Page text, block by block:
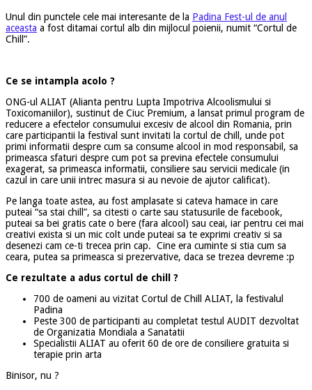
Unul din punctele cele mai interesante de la Padina Fest-ul de anul
aceasta a fost ditamai cortul alb din mijlocul poienii, numit “Cortul de
Chill”.
Ce se intampla acolo ?
ONG-ul ALIAT (Alianta pentru Lupta Impotriva Alcoolismului si
Toxicomaniilor), sustinut de Ciuc Premium, a lansat primul program de
reducere a efectelor consumului excesiv de alcool din Romania, prin
care participantii la festival sunt invitati la cortul de chill, unde pot
primi informatii despre cum sa consume alcool in mod responsabil, sa
primeasca sfaturi despre cum pot sa previna efectele consumului
exagerat, sa primeasca informatii, consiliere sau servicii medicale (in
cazul in care unii intrec masura si au nevoie de ajutor calificat).
Pe langa toate astea, au fost amplasate si cateva hamace in care
puteai “sa stai chill”, sa citesti o carte sau statusurile de facebook,
puteai sa bei gratis cate o bere (fara alcool) sau ceai, iar pentru cei mai
creativi exista si un mic colt unde puteai sa te exprimi creativ si sa
desenezi cam ce-ti trecea prin cap. Cine era cuminte si stia cum sa
ceara, putea sa primeasca si prezervative, daca se trezea devreme :p
Ce rezultate a adus cortul de chill ?
700 de oameni au vizitat Cortul de Chill ALIAT, la festivalul
Padina
Peste 300 de participanti au completat testul AUDIT dezvoltat
de Organizatia Mondiala a Sanatatii
Specialistii ALIAT au oferit 60 de ore de consiliere gratuita si
terapie prin arta
Binisor, nu ?